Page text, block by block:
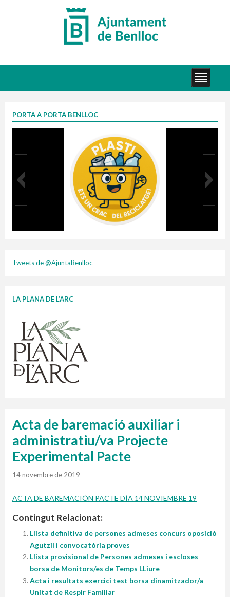
PORTA A PORTA BENLLOC
1 contenidors intel·ligents
Finançat per la Unió Europea – NextGenerationEU
Tweets de @AjuntaBenlloc
LA PLANA DE L’ARC
Acta de baremació auxiliar i
administratiu/va Projecte
Experimental Pacte
14 novembre de 2019
ACTA DE BAREMACIÓN PACTE DÍA 14 NOVIEMBRE 19
Contingut Relacionat:
Llista definitiva de persones admeses concurs oposició
Agutzil i convocatòria proves
Llista provisional de Persones admeses i escloses
borsa de Monitors/es de Temps LLiure
Acta i resultats exercici test borsa dinamitzador/a
Unitat de Respir Familiar